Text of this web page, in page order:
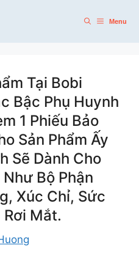
Menu
Tại Bobi
Bậc Phụ Huynh
1 Phiếu Bảo
Sản Phẩm Ấy
Sẽ Dành Cho
Bộ Phận
Xúc Chỉ, Sức
Mắt.